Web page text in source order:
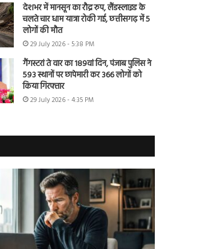
देशभर में मानसून का रौद्र रुप, लैंडस्लाइड के
चलते चार धाम यात्रा रोकी गई, छत्तीसगढ़ में 5
लोगों की मौत
29 July 2026 - 5:38 PM
गैंगस्टरां ते वार का 189वां दिन, पंजाब पुलिस ने
593 स्थानों पर छापेमारी कर 366 लोगों को
किया गिरफ्तार
29 July 2026 - 4:35 PM